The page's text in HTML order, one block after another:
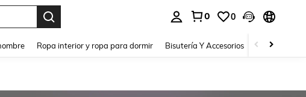
0 0
Ropa interior y ropa para dormir Bisutería Y Accesorios Zapatos